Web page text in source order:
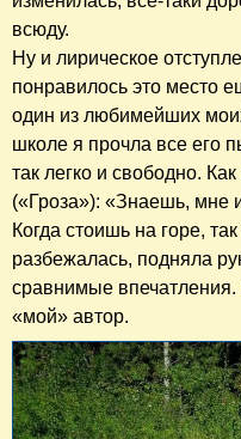
всюду.
Ну и лирическое
понравилось это место
один из любимейших
школе я прочла все его
так легко и свободно.
(«Гроза»): «Знаешь, мне
Когда стоишь на горе,
разбежалась, подняла
сравнимые
«мой» автор.